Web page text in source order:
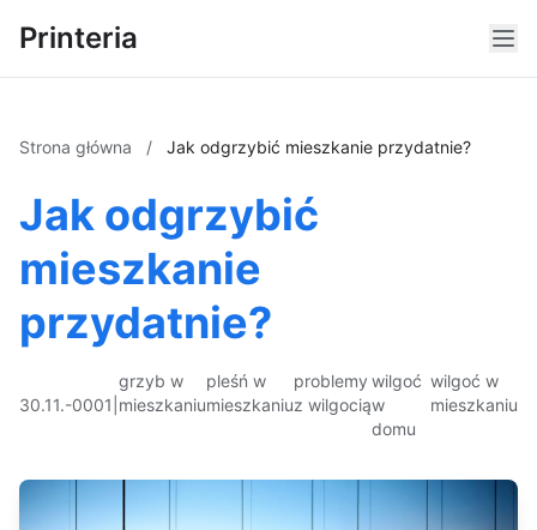
Printeria
Strona główna / Jak odgrzybić mieszkanie przydatnie?
Jak odgrzybić
mieszkanie
przydatnie?
30.11.-0001
grzyb w
mieszkaniu
pleśń w
mieszkaniu
problemy
z wilgocią
wilgoć
w
domu
wilgoć w
mieszkaniu